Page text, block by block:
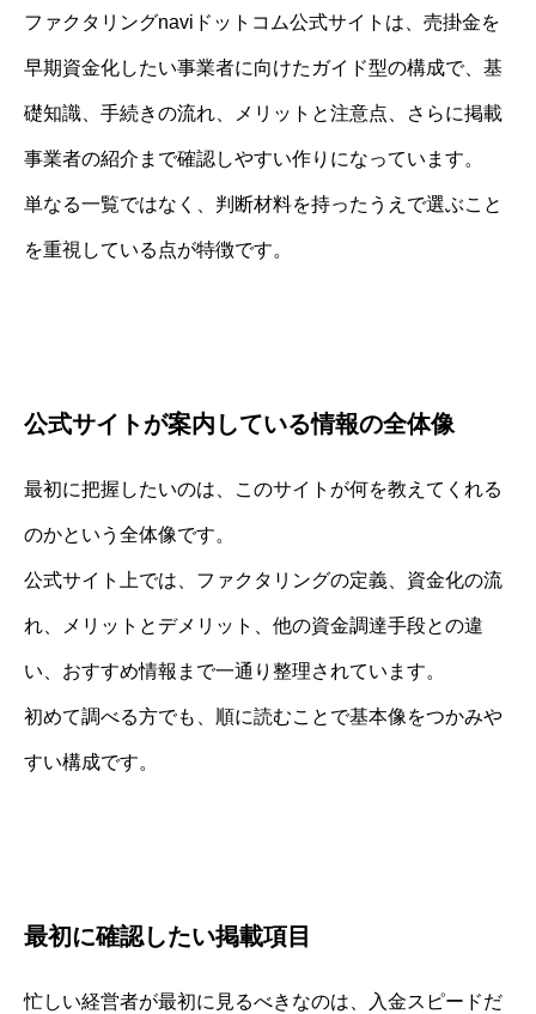
ファクタリングnaviドットコム公式サイトは、売掛金を
早期資金化したい事業者に向けたガイド型の構成で、基
礎知識、手続きの流れ、メリットと注意点、さらに掲載
事業者の紹介まで確認しやすい作りになっています。
単なる一覧ではなく、判断材料を持ったうえで選ぶこと
を重視している点が特徴です。
公式サイトが案内している情報の全体像
最初に把握したいのは、このサイトが何を教えてくれる
のかという全体像です。
公式サイト上では、ファクタリングの定義、資金化の流
れ、メリットとデメリット、他の資金調達手段との違
い、おすすめ情報まで一通り整理されています。
初めて調べる方でも、順に読むことで基本像をつかみや
すい構成です。
最初に確認したい掲載項目
忙しい経営者が最初に見るべきなのは、入金スピードだ